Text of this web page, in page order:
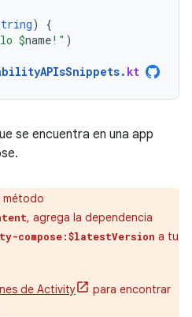
)
{
$name!" )
. kt
se encuentra en una app
método
, agrega la dependencia
a tu
de Activity
para encontrar